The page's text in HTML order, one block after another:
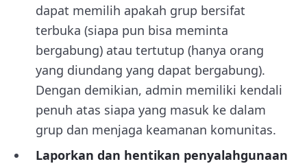
dapat memilih apakah grup bersifat
terbuka (siapa pun bisa meminta
bergabung) atau tertutup (hanya orang
yang diundang yang dapat bergabung).
Dengan demikian, admin memiliki kendali
penuh atas siapa yang masuk ke dalam
grup dan menjaga keamanan komunitas.
Laporkan dan hentikan penyalahgunaan